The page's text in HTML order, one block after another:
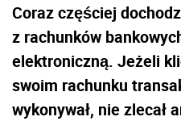
Coraz częściej
z rachunków
elektroniczną. Jeżeli
swoim rachunku
wykonywał, nie zlecał